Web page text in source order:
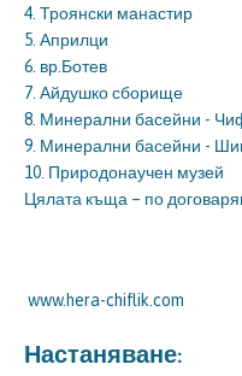
4. Троянски манастир
5. Априлци
6. вр.Ботев
7. Айдушко сборище
8. Минерални басейни -
9. Минерални басейни -
10. Природонаучен музей
Цялата къща – по
www.hera-chiflik.com
Настаняване: